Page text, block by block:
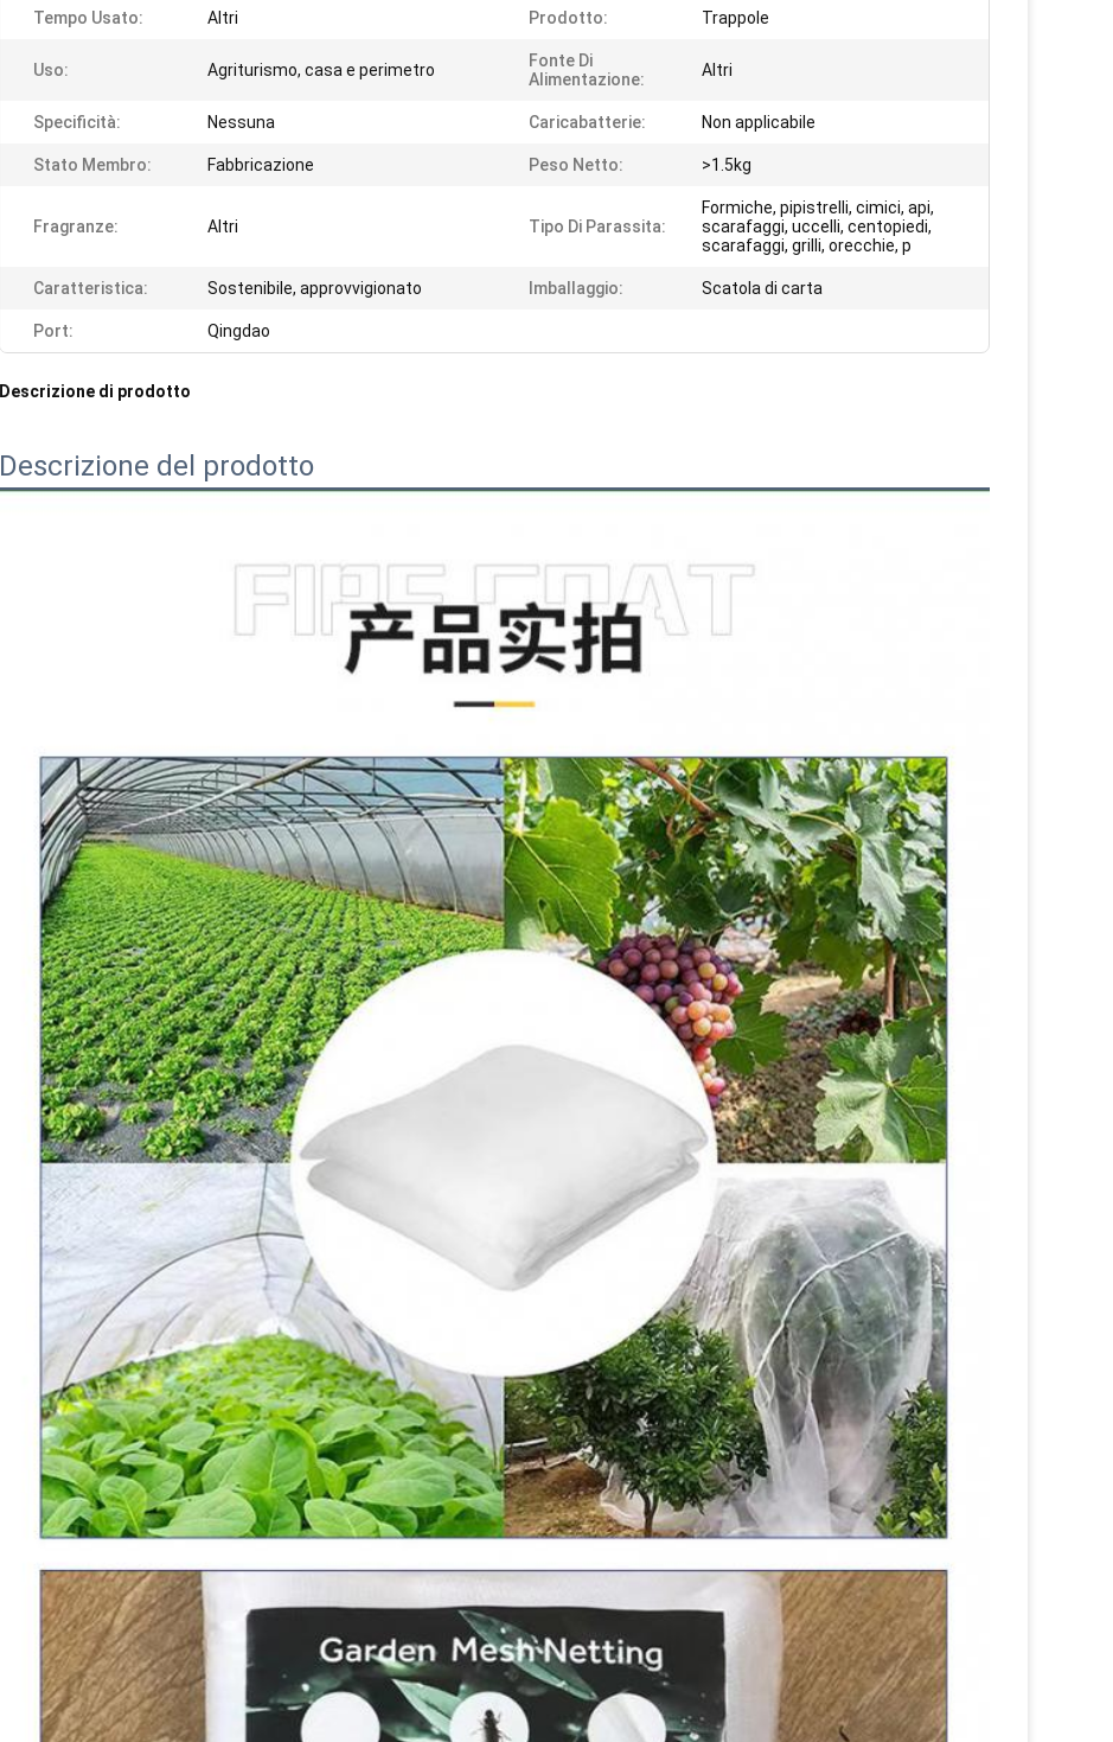
Tempo Usato: Altri Prodotto: Trappole
Uso: Agriturismo, casa e perimetro
Fonte Di
Alimentazione:
Altri
Specificità: Nessuna Caricabatterie: Non applicabile
Stato Membro: Fabbricazione Peso Netto: >1.5kg
Fragranze: Altri Tipo Di Parassita:
Formiche, pipistrelli, cimici, api,
scarafaggi, uccelli, centopiedi,
scarafaggi, grilli, orecchie, p
Caratteristica: Sostenibile, approvvigionato Imballaggio: Scatola di carta
Port: Qingdao
Descrizione di prodotto
Descrizione del prodotto